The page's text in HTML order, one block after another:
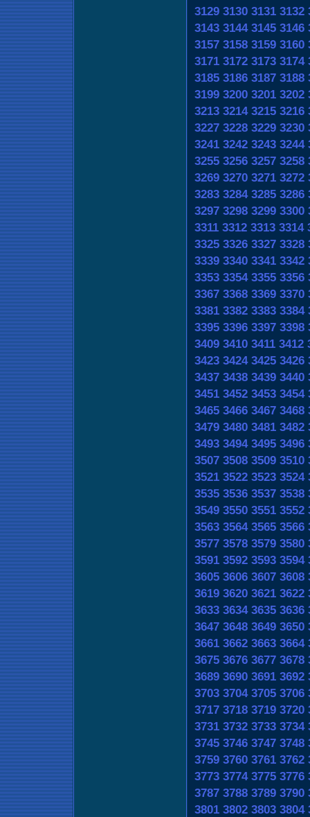
3129 3130 3131 3132
3143 3144 3145 3146
3157 3158 3159 3160
3171 3172 3173 3174
3185 3186 3187 3188
3199 3200 3201 3202
3213 3214 3215 3216
3227 3228 3229 3230
3241 3242 3243 3244
3255 3256 3257 3258
3269 3270 3271 3272
3283 3284 3285 3286
3297 3298 3299 3300
3311 3312 3313 3314
3325 3326 3327 3328
3339 3340 3341 3342
3353 3354 3355 3356
3367 3368 3369 3370
3381 3382 3383 3384
3395 3396 3397 3398
3409 3410 3411 3412
3423 3424 3425 3426
3437 3438 3439 3440
3451 3452 3453 3454
3465 3466 3467 3468
3479 3480 3481 3482
3493 3494 3495 3496
3507 3508 3509 3510
3521 3522 3523 3524
3535 3536 3537 3538
3549 3550 3551 3552
3563 3564 3565 3566
3577 3578 3579 3580
3591 3592 3593 3594
3605 3606 3607 3608
3619 3620 3621 3622
3633 3634 3635 3636
3647 3648 3649 3650
3661 3662 3663 3664
3675 3676 3677 3678
3689 3690 3691 3692
3703 3704 3705 3706
3717 3718 3719 3720
3731 3732 3733 3734
3745 3746 3747 3748
3759 3760 3761 3762
3773 3774 3775 3776
3787 3788 3789 3790
3801 3802 3803 3804